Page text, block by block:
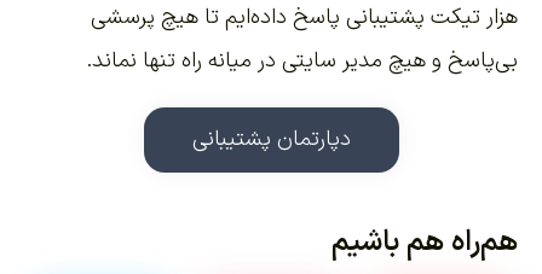
هزار تیکت پشتیبانی پاسخ داده‌ایم تا هیچ پرسشی
بی‌پاسخ و هیچ مدیر سایتی در میانه راه تنها نماند.
دپارتمان پشتیبانی
هم‌راه هم باشیم